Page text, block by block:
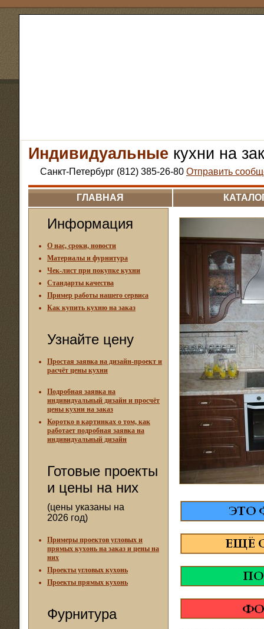
Индивидуальные кухни на
Санкт-Петербург (812) 385-26-80 Отправить
ГЛАВНАЯ
Информация
О нас, сроки, новости
Материалы и фурнитура
Чек-лист при покупке кухни
Стандарты качества
Пример работы нашего сервиса
Как купить кухню на заказ
Узнайте цену
Простая заявка на дизайн-проект и
расчёт цены кухни
Подробная заявка на
индивидуальный дизайн и просчёт
цены кухни на заказ
Коротко в картинках о том, как
работает подробная заявка на
индивидуальный дизайн
Готовые проекты
и цены на них
(цены указаны на
2026 год)
Примеры проектов угловых и
прямых кухонь на заказ и цены на
них
Проекты угловых кухонь
Проекты прямых кухонь
Фурнитура